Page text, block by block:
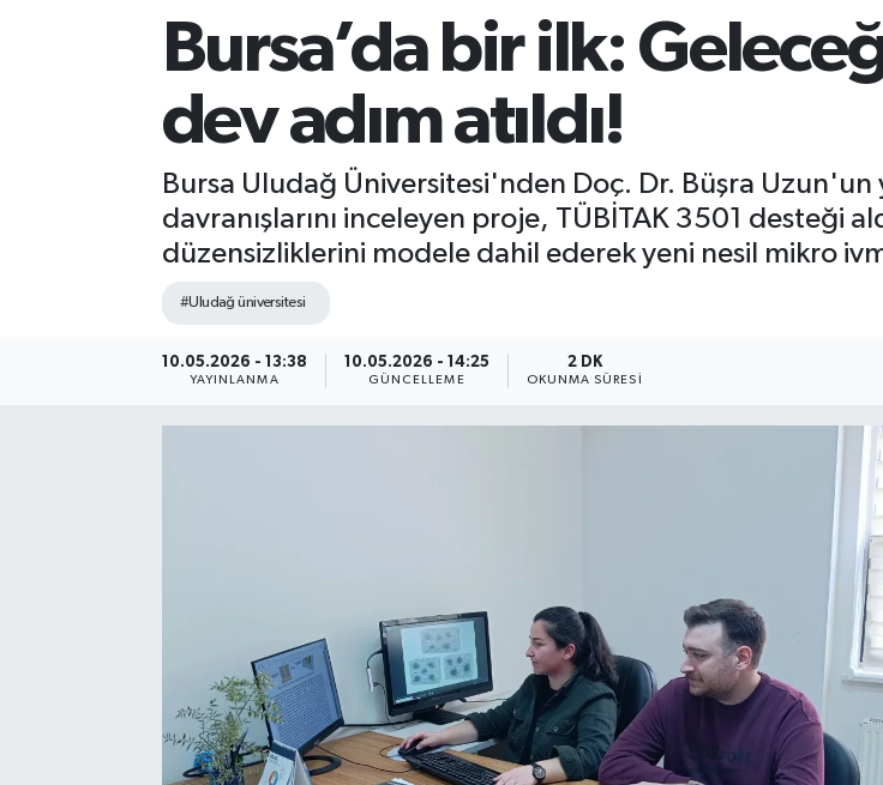
Bursa’da bir ilk:
dev adım atıldı!
Bursa Uludağ Üniversitesi'nden Doç. Dr. Büşra
davranışlarını inceleyen proje, TÜBİTAK 3501 desteği
düzensizliklerini modele dahil ederek yeni nesil mikro
#Uludağ üniversitesi
10.05.2026 - 13:38
YAYINLANMA
10.05.2026 - 14:25
GÜNCELLEME
2 DK
OKUNMA SÜRESI